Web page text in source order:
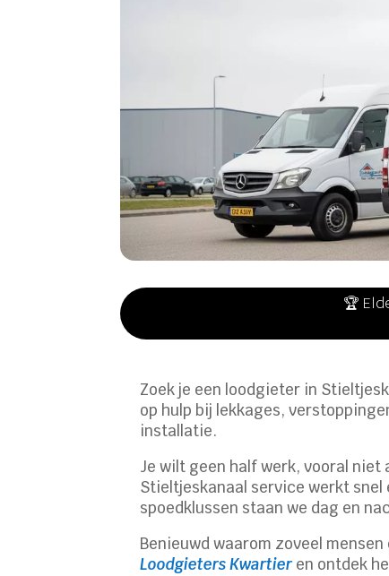
🏆
Zoek je een loodgieter in
op hulp bij lekkages,
installatie.
Je wilt geen half werk, vooral
Stieltjeskanaal service werkt
spoedklussen staan we dag en
Benieuwd waarom zoveel
Loodgieters Kwartier en ontdek